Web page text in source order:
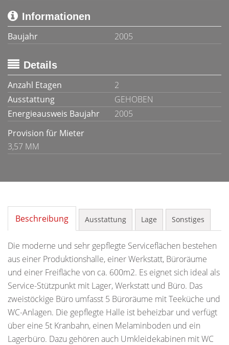
Informationen
Baujahr
2005
Details
Anzahl Etagen
2
Ausstattung
GEHOBEN
Energieausweis Baujahr
2005
Provision für Mieter
3,57 MM
Beschreibung Ausstattung Lage Sonstiges
Die moderne und sehr gepflegte Serviceflächen bestehen
aus einer Produktionshalle, einer Werkstatt, Büroräume
und einer Freifläche von ca. 600m2. Es eignet sich ideal als
Service-Stützpunkt mit Lager, Werkstatt und Büro. Das
zweistöckige Büro umfasst 5 Büroräume mit Teeküche und
WC-Anlagen. Die gepflegte Halle ist beheizbar und verfügt
über eine 5t Kranbahn, einen Melaminboden und ein
Lagerbüro. Dazu gehören auch Umkleidekabinen mit WC